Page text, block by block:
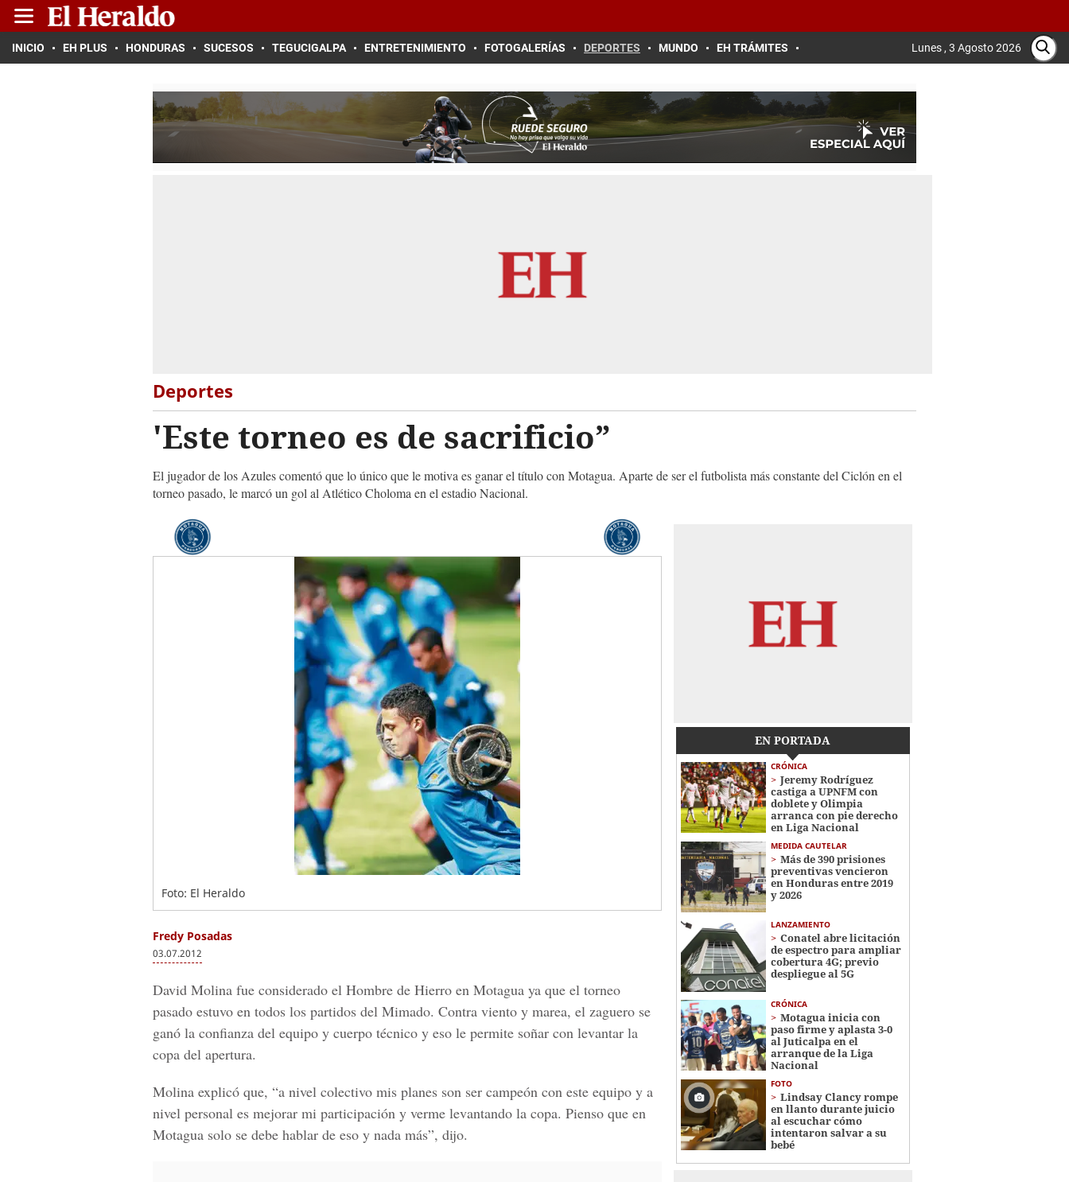
INICIO EH PLUS HONDURAS SUCESOS TEGUCIGALPA ENTRETENIMIENTO FOTOGALERÍAS DEPORTES MUNDO EH TRÁMITES Lunes , 3 Agosto 2026
Deportes
'Este torneo es de sacrificio”
El jugador de los Azules comentó que lo único que le motiva es ganar el título con Motagua. Aparte de ser el futbolista más constante del Ciclón en el
torneo pasado, le marcó un gol al Atlético Choloma en el estadio Nacional.
Foto: El Heraldo
Fredy Posadas
03.07.2012
David Molina fue considerado el Hombre de Hierro en Motagua ya que el torneo
pasado estuvo en todos los partidos del Mimado. Contra viento y marea, el zaguero se
ganó la confianza del equipo y cuerpo técnico y eso le permite soñar con levantar la
copa del apertura.
Molina explicó que, “a nivel colectivo mis planes son ser campeón con este equipo y a
nivel personal es mejorar mi participación y verme levantando la copa. Pienso que en
Motagua solo se debe hablar de eso y nada más”, dijo.
EN PORTADA
CRÓNICA
Jeremy Rodríguez
castiga a UPNFM con
doblete y Olimpia
arranca con pie derecho
en Liga Nacional
MEDIDA CAUTELAR
Más de 390 prisiones
preventivas vencieron
en Honduras entre 2019
y 2026
LANZAMIENTO
Conatel abre licitación
de espectro para ampliar
cobertura 4G; previo
despliegue al 5G
CRÓNICA
Motagua inicia con
paso firme y aplasta 3-0
al Juticalpa en el
arranque de la Liga
Nacional
FOTO
Lindsay Clancy rompe
en llanto durante juicio
al escuchar cómo
intentaron salvar a su
bebé